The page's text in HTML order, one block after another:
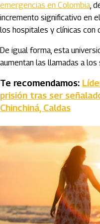
emergencias en Colombia,
incremento significativo en
los hospitales y clínicas con
De igual forma, esta
aumentan las llamadas a
Te recomendamos:
prisión tras ser
Chinchiná, Caldas